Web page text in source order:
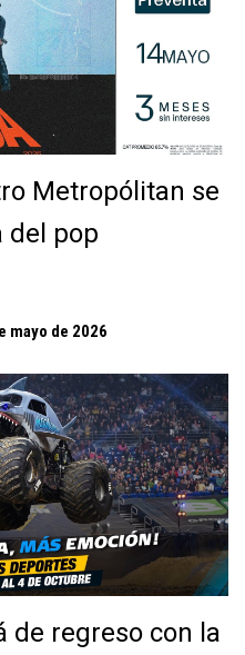
Metropólitan se
del pop
mayo de 2026
de regreso con la